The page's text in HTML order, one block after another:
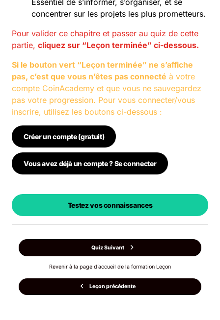
Essentiel de s’informer, s’organiser, et se
concentrer sur les projets les plus prometteurs.
Pour valider ce chapitre et passer au quiz de cette
partie, cliquez sur “Leçon terminée” ci-dessous.
Si le bouton vert “Leçon terminée” ne s’affiche
pas, c’est que vous n’êtes pas connecté à votre
compte CoinAcademy et que vous ne sauvegardez
pas votre progression. Pour vous connecter/vous
inscrire, utilisez les boutons ci-dessous :
Créer un compte (gratuit)
Vous avez déjà un compte ? Se connecter
Testez vos connaissances
Leçon précédente
Revenir à la page d’accueil de la formation Leçon
Quiz Suivant